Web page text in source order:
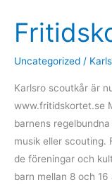
Uncategorized /
Karlsro scoutkår är
www.fritidskortet.se
barnens
musik eller scouting.
de föreningar och
barn mellan 8 och